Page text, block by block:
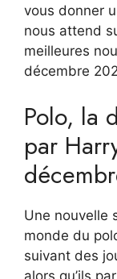
vous donner
nous attend
meilleures
décembre
Polo, la
par
Une nouvelle
monde du
suivant des
alors qu’ils